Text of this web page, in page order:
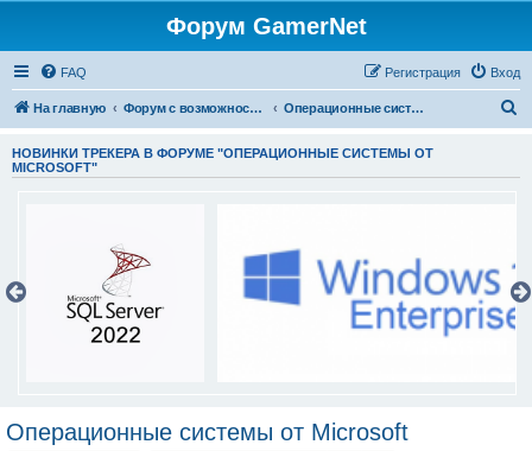
Форум GamerNet
FAQ Вход
Регистрация
На главную Форум с возможностью раздачи Торрент файлов. Операционные системы от Microsoft
НОВИНКИ ТРЕКЕРА В ФОРУМЕ "ОПЕРАЦИОННЫЕ СИСТЕМЫ ОТ
MICROSOFT"
Операционные системы от Microsoft